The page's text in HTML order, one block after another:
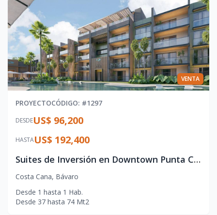
VENTA
PROYECTOCÓDIGO: #1297
DESDEUS$ 96,200
HASTAUS$ 192,400
Suites de Inversión en Downtown Punta Cana – Rentabilidad y Lujo
Costa Cana, Bávaro
Desde 1 hasta 1 Hab.
Desde 37 hasta 74 Mt2